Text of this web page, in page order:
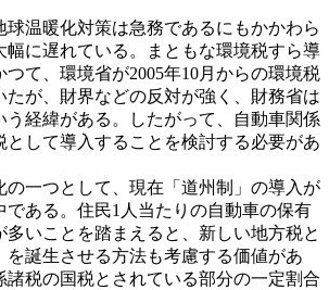
温暖化対策は急務であるにもかかわら
幅に遅れている。まともな環境税すら導
つて、環境省が2005年10月からの環境税
たが、財界などの反対が強く、財務省は
う経緯がある。したがって、自動車関係
として導入することを検討する必要があ
一つとして、現在「道州制」の導入が
である。住民1人当たりの自動車の保有
多いことを踏まえると、新しい地方税と
を誕生させる方法も考慮する価値があ
諸税の国税とされている部分の一定割合